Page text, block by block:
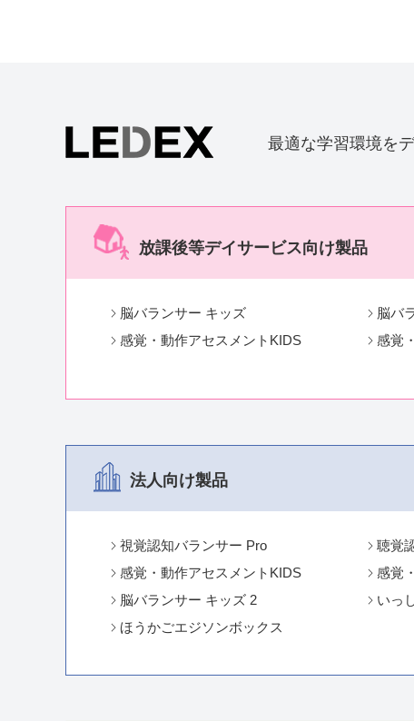
最適な学習環境を
放課後等デイサービス向け製品
脳バランサー キッズ 脳バ
感覚・動作アセスメントKIDS
感覚
法人向け製品
視覚認知バランサー Pro 聴覚
感覚・動作アセスメントKIDS
感覚
脳バランサー キッズ 2
いっ
ほうかごエジソンボックス